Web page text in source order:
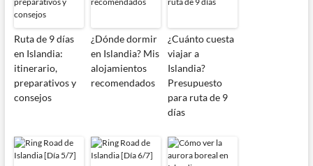
Ruta de 9 días
en Islandia:
itinerario,
preparativos y
consejos
¿Dónde dormir
en Islandia? Mis
alojamientos
recomendados
¿Cuánto cuesta
viajar a
Islandia?
Presupuesto
para ruta de 9
días